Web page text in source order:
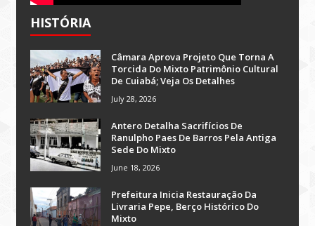
HISTÓRIA
Câmara Aprova Projeto Que Torna A
Torcida Do Mixto Patrimônio Cultural
De Cuiabá; Veja Os Detalhes
July 28, 2026
Antero Detalha Sacrifícios De
Ranulpho Paes De Barros Pela Antiga
Sede Do Mixto
June 18, 2026
Prefeitura Inicia Restauração Da
Livraria Pepe, Berço Histórico Do
Mixto